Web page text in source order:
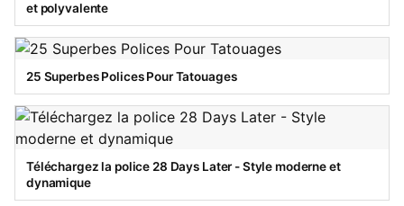
et polyvalente
25 Superbes Polices Pour Tatouages
Téléchargez la police 28 Days Later - Style moderne et
dynamique